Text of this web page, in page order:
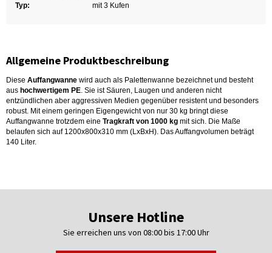
Typ:
mit 3 Kufen
Allgemeine Produktbeschreibung
Diese Auffangwanne wird auch als Palettenwanne bezeichnet und besteht
aus hochwertigem PE . Sie ist Säuren, Laugen und anderen nicht
entzündlichen aber aggressiven Medien gegenüber resistent und besonders
robust. Mit einem geringen Eigengewicht von nur 30 kg bringt diese
Auffangwanne trotzdem eine Tragkraft von 1000 kg mit sich. Die Maße
belaufen sich auf 1200x800x310 mm (LxBxH). Das Auffangvolumen beträgt
140 Liter.
Unsere Hotline
Sie erreichen uns von 08:00 bis 17:00 Uhr